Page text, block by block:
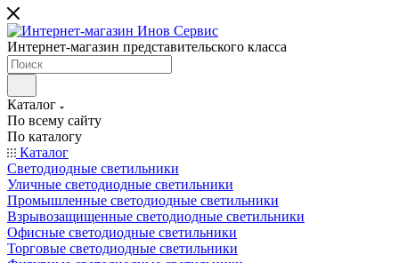
Интернет-магазин представительского класса
Каталог
По всему сайту
По каталогу
Каталог
Светодиодные светильники
Уличные светодиодные светильники
Промышленные светодиодные светильники
Взрывозащищенные светодиодные светильники
Офисные светодиодные светильники
Торговые светодиодные светильники